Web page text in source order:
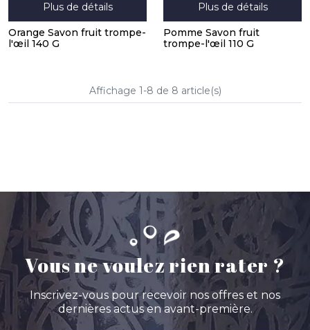
Plus de détails
Orange Savon fruit trompe-
l'œil 140 G
Plus de détails
Pomme Savon fruit
trompe-l'œil 110 G
Affichage 1-8 de 8 article(s)
Vous ne voulez rien rater ?
Inscrivez-vous pour recevoir nos offres et nos
dernières actus en avant-première.